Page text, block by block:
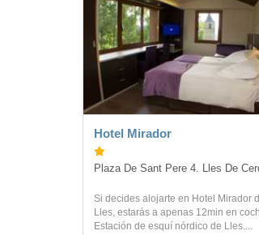
Hotel Mirador
Plaza De Sant Pere 4. Lles De
Si decides alojarte en Hotel Mirador
Lles, estarás a apenas 12min en
Estación de esquí nórdico de Lles....